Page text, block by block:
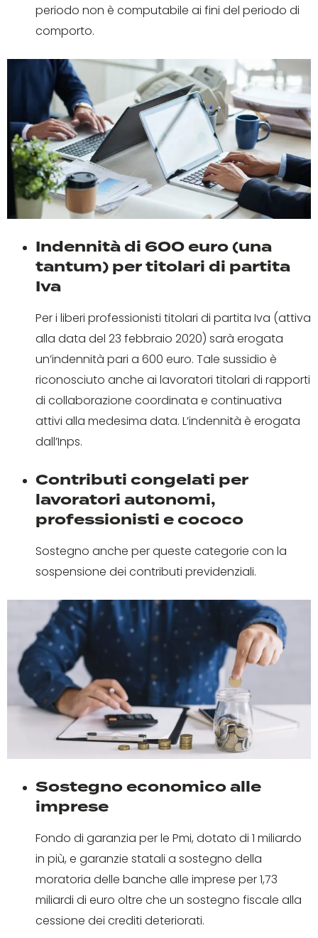
periodo non è computabile ai fini del periodo di
comporto.
Indennità di 600 euro (una
tantum) per titolari di partita
Iva
Per i liberi professionisti titolari di partita Iva (attiva
alla data del 23 febbraio 2020) sarà erogata
un’indennità pari a 600 euro. Tale sussidio è
riconosciuto anche ai lavoratori titolari di rapporti
di collaborazione coordinata e continuativa
attivi alla medesima data. L’indennità è erogata
dall’Inps.
Contributi congelati per
lavoratori autonomi,
professionisti e cococo
Sostegno anche per queste categorie con la
sospensione dei contributi previdenziali.
Sostegno economico alle
imprese
Fondo di garanzia per le Pmi, dotato di 1 miliardo
in più, e garanzie statali a sostegno della
moratoria delle banche alle imprese per 1,73
miliardi di euro oltre che un sostegno fiscale alla
cessione dei crediti deteriorati.